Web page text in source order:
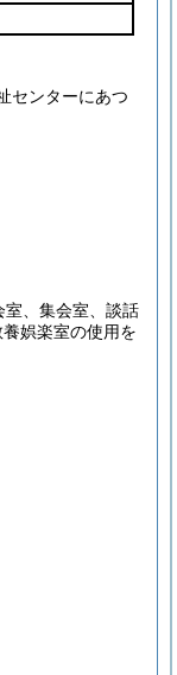
センターにあつ
室、集会室、談話
娯楽室の使用を